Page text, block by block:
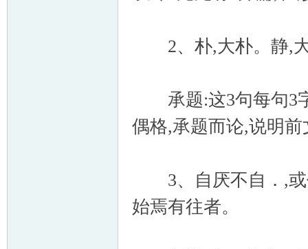
2、朴,大朴。静,大
承题:这3句每句3字
偶格,承题而论,说明
3、自厌不自．,或
始焉有往者。